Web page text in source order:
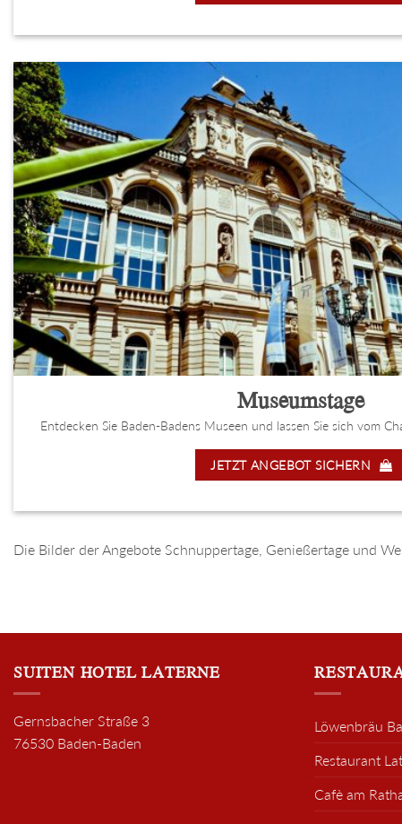
Museumstage
Entdecken Sie Baden-Badens Museen und lassen Sie sich vom
JETZT ANGEBOT SICHERN
Die Bilder der Angebote Schnuppertage, Genießertage und
SUITEN HOTEL LATERNE
Gernsbacher Straße 3
76530 Baden-Baden
Löwenbräu
Restaurant
Cafè am